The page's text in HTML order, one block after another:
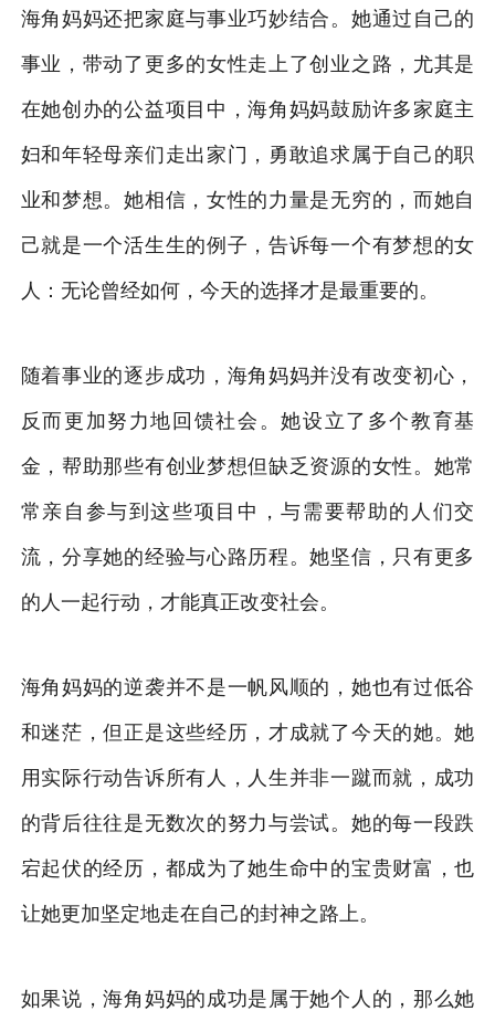
海角妈妈还把家庭与事业巧妙结合。她通过自己的
事业，带动了更多的女性走上了创业之路，尤其是
在她创办的公益项目中，海角妈妈鼓励许多家庭主
妇和年轻母亲们走出家门，勇敢追求属于自己的职
业和梦想。她相信，女性的力量是无穷的，而她自
己就是一个活生生的例子，告诉每一个有梦想的女
人：无论曾经如何，今天的选择才是最重要的。
随着事业的逐步成功，海角妈妈并没有改变初心，
反而更加努力地回馈社会。她设立了多个教育基
金，帮助那些有创业梦想但缺乏资源的女性。她常
常亲自参与到这些项目中，与需要帮助的人们交
流，分享她的经验与心路历程。她坚信，只有更多
的人一起行动，才能真正改变社会。
海角妈妈的逆袭并不是一帆风顺的，她也有过低谷
和迷茫，但正是这些经历，才成就了今天的她。她
用实际行动告诉所有人，人生并非一蹴而就，成功
的背后往往是无数次的努力与尝试。她的每一段跌
宕起伏的经历，都成为了她生命中的宝贵财富，也
让她更加坚定地走在自己的封神之路上。
如果说，海角妈妈的成功是属于她个人的，那么她